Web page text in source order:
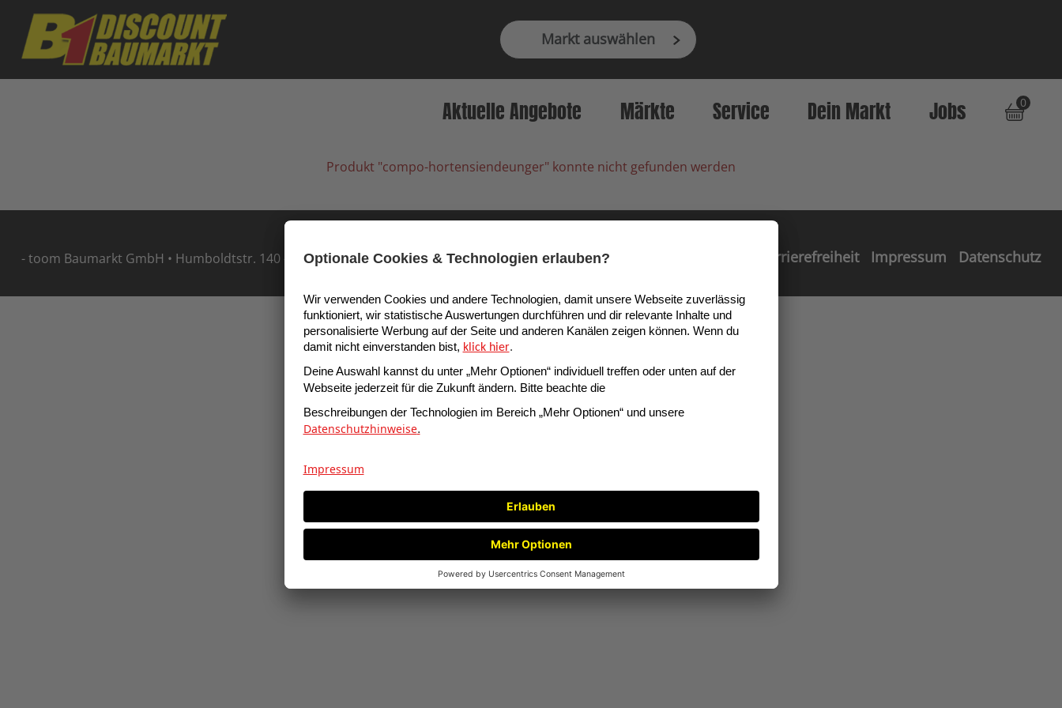
Markt auswählen
Aktuelle Angebote Märkte Service Dein Markt Jobs
0
Produkt "compo-hortensiendeunger" konnte nicht gefunden werden
- toom Baumarkt GmbH • Humboldtstr. 140 - 144 • 51149 Köln, Deutschland Barrierefreiheit Impressum Datenschutz